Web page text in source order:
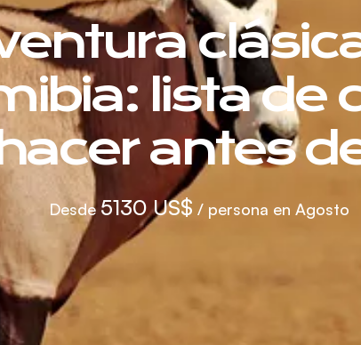
lista de
antes
Desde 5130 US$ / persona en Agosto